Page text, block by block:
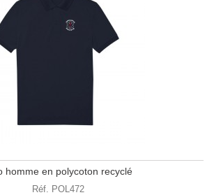
homme en polycoton recyclé
Réf. POL472